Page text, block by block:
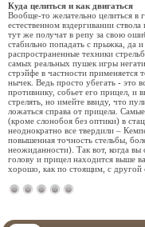
Куда целиться и как двигаться
Вообще-то желательно целиться в
естественном вздергивании
тут же получат в репу за свою
стабильно попадать с прыжка, да
распространенные техники
самых реальных пушек игры
стрэйфе в частности применяется
нычек. Ведь просто убегать - это
противнику, собьет его прицел, и
стрелять, но имейте ввиду, что
ложаться справа от прицела.
(кроме слонобоя без оптики) в
неоднократно все твердили –
повышенная точность стельбы,
неожиданности). Так вот, когда
голову и прицел находится выше
хорошо, как по стоящим, с другой